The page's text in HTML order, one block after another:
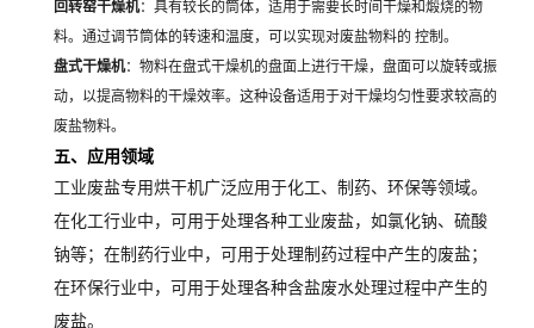
回转窑干燥机：具有较长的筒体，适用于需要长时间干燥和煅烧的物
料。通过调节筒体的转速和温度，可以实现对废盐物料的 控制。
盘式干燥机：物料在盘式干燥机的盘面上进行干燥，盘面可以旋转或振
动，以提高物料的干燥效率。这种设备适用于对干燥均匀性要求较高的
废盐物料。
五、应用领域
工业废盐专用烘干机广泛应用于化工、制药、环保等领域。
在化工行业中，可用于处理各种工业废盐，如氯化钠、硫酸
钠等；在制药行业中，可用于处理制药过程中产生的废盐；
在环保行业中，可用于处理各种含盐废水处理过程中产生的
废盐。